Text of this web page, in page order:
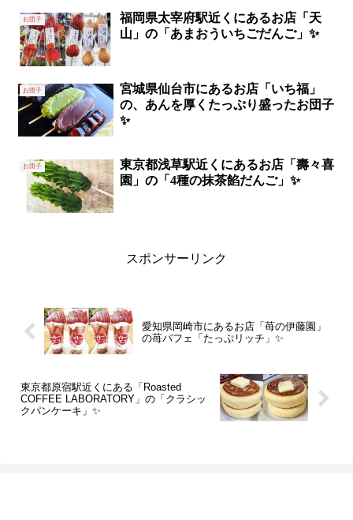
お団子
福岡県太宰府駅近くにあるお店「天
山」の「あまおういちごだんご」✨‬
お団子
宮城県仙台市にあるお店「いち福」
の、あんを厚くたっぷり盛ったお団子
✨
お団子
東京都浅草駅近くにあるお店「壽々喜
園」の「4種の抹茶餡だんご」✨
スポンサーリンク
愛知県岡崎市にあるお店「苺の伊藤園」
の苺パフェ「たっぷリッチ」✨
東京都原宿駅近くにある「Roasted
COFFEE LABORATORY」の「クラシッ
クパンケーキ」✨